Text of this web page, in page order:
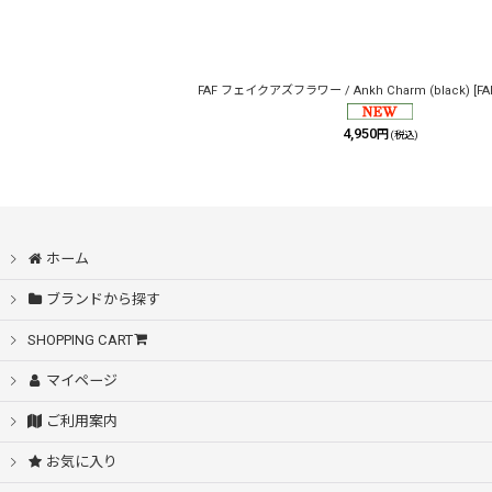
FAF フェイクアズフラワー / Ankh Charm (black)
4,950円 (税込)
ホーム
ブランドから探す
SHOPPING CART
マイページ
ご利用案内
お気に入り